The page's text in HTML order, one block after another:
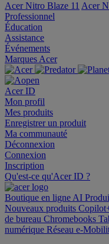
Acer Nitro Blaze 11 Acer
Professionnel
Éducation
Assistance
Événements
Marques Acer
Acer ID
Mon profil
Mes produits
Enregistrer un produit
Ma communauté
Déconnexion
Connexion
Inscription
Qu'est-ce qu'Acer ID ?
Boutique en ligne AI
Nouveaux produits
de bureau Chromebooks
numérique Réseau e-